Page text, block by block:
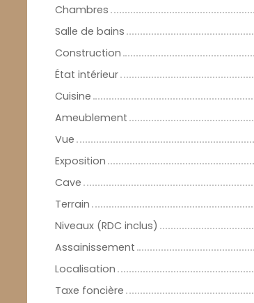
Chambres
Salle de bains
Construction
État intérieur
Cuisine
Ameublement
Vue
Exposition
Cave
Terrain
Niveaux (RDC inclus)
Assainissement
Localisation
Taxe foncière